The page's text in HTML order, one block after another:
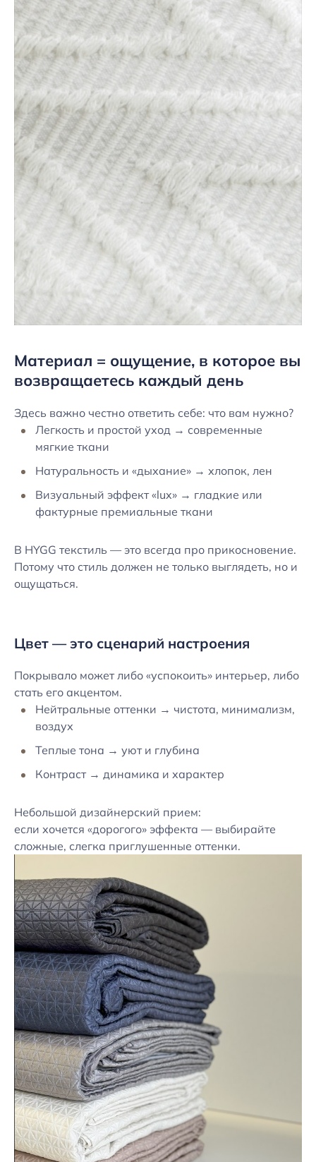
Материал = ощущение, в которое вы
возвращаетесь каждый день
Здесь важно честно ответить себе: что вам нужно?
Легкость и простой уход → современные
мягкие ткани
Натуральность и «дыхание» → хлопок, лен
Визуальный эффект «lux» → гладкие или
фактурные премиальные ткани
В HYGG текстиль — это всегда про прикосновение.
Потому что стиль должен не только выглядеть, но и
ощущаться.
Цвет — это сценарий настроения
Покрывало может либо «успокоить» интерьер, либо
стать его акцентом.
Нейтральные оттенки → чистота, минимализм,
воздух
Теплые тона → уют и глубина
Контраст → динамика и характер
Небольшой дизайнерский прием:
если хочется «дорогого» эффекта — выбирайте
сложные, слегка приглушенные оттенки.